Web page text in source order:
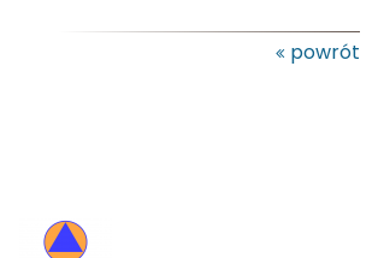
powrót